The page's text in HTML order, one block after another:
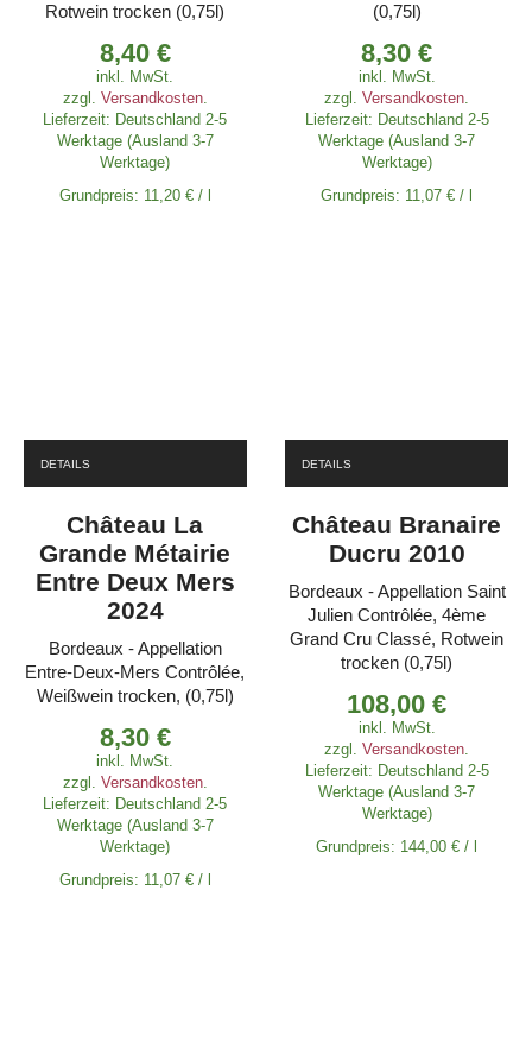
Rotwein trocken (0,75l)
8,40 €
inkl. MwSt.
zzgl. Versandkosten.
Lieferzeit: Deutschland 2-5
Werktage (Ausland 3-7
Werktage)
Grundpreis: 11,20 €/
(0,75l)
8,30€
inkl. MwSt.
zzgl.Versandkosten.
Lieferzeit: Deutschland 2-5
Werktage (Ausland 3-7
Werktage)
Grundpreis: 11,07€ /
DETAILS
Château La
Grande Métairie
Entre Deux Mers
2024
Bordeaux - Appellation
Entre-Deux-Mers Contrôlée,
Weißwein trocken, (0,75l)
8,30 €
inkl. MwSt.
zzgl. Versandkosten.
Lieferzeit: Deutschland 2-5
Werktage (Ausland 3-7
Werktage)
Grundpreis: 11,07 €/
DETAILS
Château Branaire
Ducru 2010
Bordeaux - Appellation Saint
Julien Contrôlée, 4ème
Grand Cru Classé, Rotwein
trocken (0,75l)
108,00€
inkl. MwSt.
zzgl.Versandkosten
Lieferzeit: Deutschland 2-5
Werktage (Ausland 3-7
Werktage)
Grundpreis: 144,00€ /